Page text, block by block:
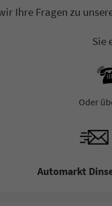
Ihre Fragen zu
Sie
Oder
Automarkt